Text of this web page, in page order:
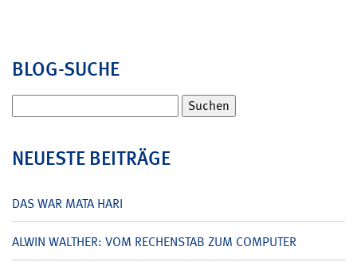
BLOG-SUCHE
nach:
NEUESTE BEITRÄGE
DAS WAR MATA HARI
ALWIN WALTHER: VOM RECHENSTAB ZUM COMPUTER